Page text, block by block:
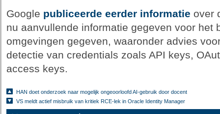
Google publiceerde eerder informatie over
nu aanvullende informatie gegeven voor het
omgevingen gegeven, waaronder advies
detectie van credentials zoals API keys,
access keys.
HAN doet onderzoek naar mogelijk ongeoorloofd AI-gebruik door docent
VS meldt actief misbruik van kritiek RCE-lek in Oracle Identity Manager